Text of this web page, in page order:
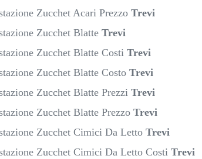
Zucchet Acari Prezzo Trevi
Zucchet Blatte Trevi
Zucchet Blatte Costi Trevi
Zucchet Blatte Costo Trevi
Zucchet Blatte Prezzi Trevi
Zucchet Blatte Prezzo Trevi
Zucchet Cimici Da Letto Trevi
Zucchet Cimici Da Letto Costi Trevi